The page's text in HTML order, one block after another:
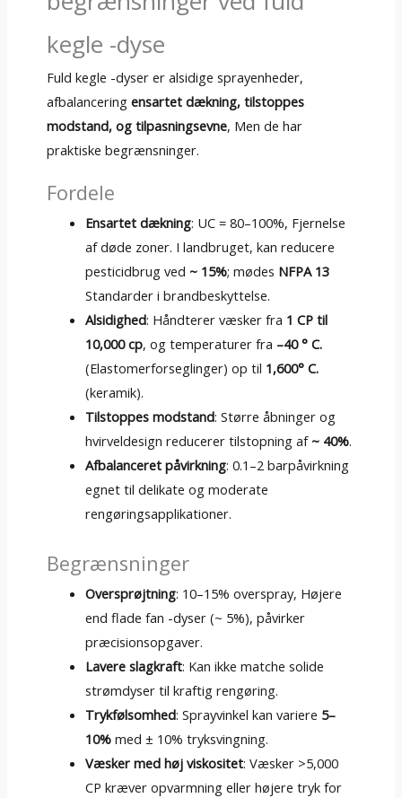
kegle -dyse
Fuld kegle -dyser er alsidige sprayenheder,
afbalancering ensartet dækning, tilstoppes
modstand, og tilpasningsevne, Men de har
praktiske begrænsninger.
Fordele
Ensartet dækning: UC = 80–100%, Fjernelse
af døde zoner. I landbruget, kan reducere
pesticidbrug ved ~ 15%; mødes NFPA 13
Standarder i brandbeskyttelse.
Alsidighed: Håndterer væsker fra 1 CP til
10,000 cp, og temperaturer fra –40 ° C.
(Elastomerforseglinger) op til 1,600° C.
(keramik).
Tilstoppes modstand: Større åbninger og
hvirveldesign reducerer tilstopning af ~ 40%.
Afbalanceret påvirkning: 0.1–2 barpåvirkning
egnet til delikate og moderate
rengøringsapplikationer.
Begrænsninger
Oversprøjtning: 10–15% overspray, Højere
end flade fan -dyser (~ 5%), påvirker
præcisionsopgaver.
Lavere slagkraft: Kan ikke matche solide
strømdyser til kraftig rengøring.
Trykfølsomhed: Sprayvinkel kan variere 5–
10% med ± 10% tryksvingning.
Væsker med høj viskositet: Væsker >5,000
CP kræver opvarmning eller højere tryk for